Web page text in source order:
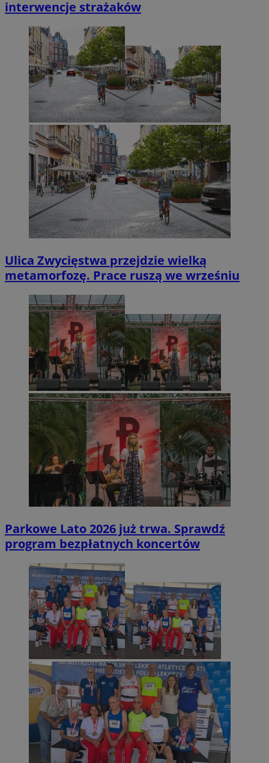
interwencje strażaków
Ulica Zwycięstwa przejdzie wielką
metamorfozę. Prace ruszą we wrześniu
Parkowe Lato 2026 już trwa. Sprawdź
program bezpłatnych koncertów